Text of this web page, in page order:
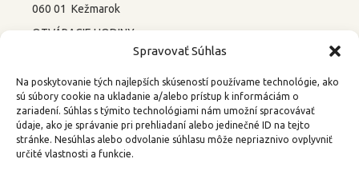
Spravovať Súhlas
Na poskytovanie tých najlepších skúseností používame technológie, ako
sú súbory cookie na ukladanie a/alebo prístup k informáciám o
zariadení. Súhlas s týmito technológiami nám umožní spracovávať
údaje, ako je správanie pri prehliadaní alebo jedinečné ID na tejto
stránke. Nesúhlas alebo odvolanie súhlasu môže nepriaznivo ovplyvniť
určité vlastnosti a funkcie.
060 01 Kežmarok
OTVÁRACIE HODINY:
PONDELOK – PIATOK
SOBOTA – NEDEĽA
ZATVORENÉ
tel.: 052 4522367, 0905 219488
email:3d@kkweb.sk